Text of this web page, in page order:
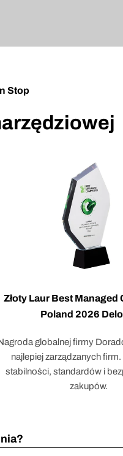
Stop
Złoty Laur Best Managed
Poland 2026
globalnej firmy
najlepiej zarządzanych
stabilności, standardów i
zakupów.